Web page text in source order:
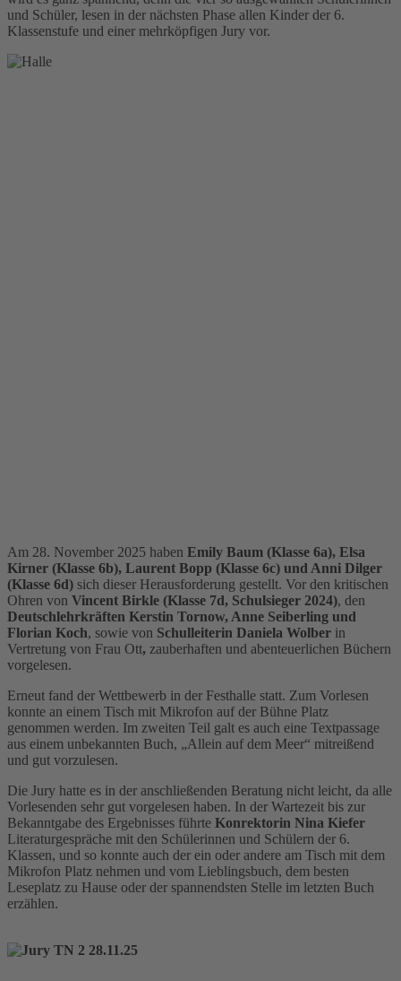
und Schüler, lesen in der nächsten Phase allen Kinder der 6.
Klassenstufe und einer mehrköpfigen Jury vor.
Am 28. November 2025 haben Emily Baum (Klasse 6a), Elsa
Kirner (Klasse 6b), Laurent Bopp (Klasse 6c) und Anni Dilger
(Klasse 6d) sich dieser Herausforderung gestellt. Vor den kritischen
Ohren von Vincent Birkle (Klasse 7d, Schulsieger 2024), den
Deutschlehrkräften Kerstin Tornow, Anne Seiberling und
Florian Koch, sowie von Schulleiterin Daniela Wolber in
Vertretung von Frau Ott, zauberhaften und abenteuerlichen Büchern
vorgelesen.
Erneut fand der Wettbewerb in der Festhalle statt. Zum Vorlesen
konnte an einem Tisch mit Mikrofon auf der Bühne Platz
genommen werden. Im zweiten Teil galt es auch eine Textpassage
aus einem unbekannten Buch, „Allein auf dem Meer“ mitreißend
und gut vorzulesen.
Die Jury hatte es in der anschließenden Beratung nicht leicht, da alle
Vorlesenden sehr gut vorgelesen haben. In der Wartezeit bis zur
Bekanntgabe des Ergebnisses führte Konrektorin Nina Kiefer
Literaturgespräche mit den Schülerinnen und Schülern der 6.
Klassen, und so konnte auch der ein oder andere am Tisch mit dem
Mikrofon Platz nehmen und vom Lieblingsbuch, dem besten
Leseplatz zu Hause oder der spannendsten Stelle im letzten Buch
erzählen.